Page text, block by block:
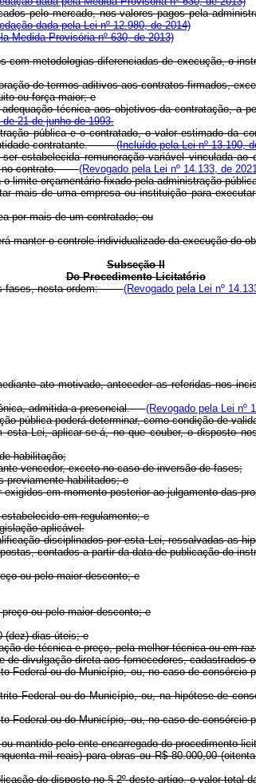
pelo mercado, nos valores pagos pela
dada pela Lei nº 12.980, de 2014)
Medida Provisória nº 630, de 2013)
com metodologias diferenciadas de execução, o
de termos aditivos aos contratos firmados,
ou força maior; e
técnica aos objetivos da contratação, a
21 de junho de 1993.
pública e o contratado, o valor estimado da
entidade contratante.(Incluído pela Lei nº 13.190,
estabelecida remuneração variável vinculada
e no contrato.(Revogado pela Lei nº 14.133, de
limite orçamentário fixado pela administração
mais de uma empresa ou instituição para
por mais de um contratado; ou
manter o controle individualizado da execução do
Subseção II
Do Procedimento Licitatório
fases, nesta ordem:(Revogado pela Lei nº
ato motivado, anteceder as referidas nos
admitida a presencial.(Revogado pela Lei nº
pública poderá determinar, como condição de
esta Lei, aplicar-se-á, no que couber, o disposto
habilitação;
vencedor, exceto no caso de inversão de fases;
previamente habilitados; e
em momento posterior ao julgamento das
em regulamento; e
aplicável.
disciplinados por esta Lei, ressalvadas as
contados a partir da data de publicação do
ou pelo maior desconto; e
ou pelo maior desconto; e
(dez) dias úteis; e
de técnica e preço, pela melhor técnica ou em
de divulgação direta aos fornecedores, cadastrados
Federal ou do Município, ou, no caso de
Federal ou do Município, ou, na hipótese
Federal ou do Município, ou, no caso de
mantido pelo ente encarregado do procedimento
mil reais) para obras ou R$ 80.000,00
do disposto no § 2º deste artigo, o valor total